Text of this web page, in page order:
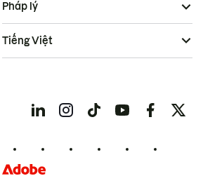
Pháp lý
Tiếng Việt